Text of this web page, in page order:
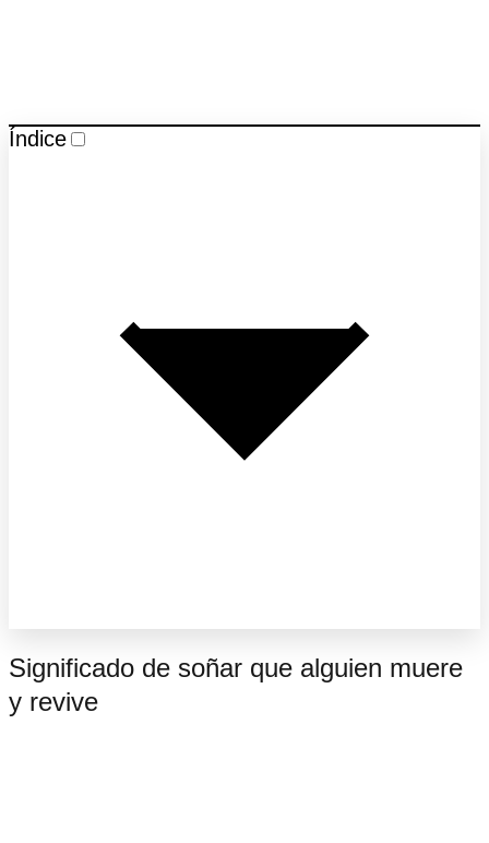
Índice
Significado de soñar que alguien muere
y revive